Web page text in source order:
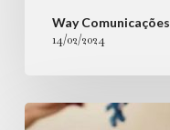
Way Comunicações
14/02/2024
Mauricio